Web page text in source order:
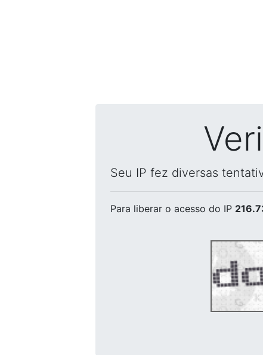
Seu IP fez diversas
Para liberar o acesso do IP